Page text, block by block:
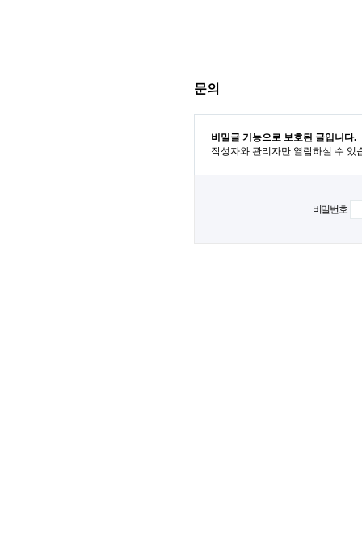
문의
비밀글 기능으로 보호된 글입니다.
작성자와 관리자만 열람하실 수 있
비밀번호